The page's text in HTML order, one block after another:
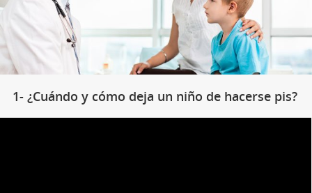
1- ¿Cuándo y cómo deja un niño de hacerse pis?